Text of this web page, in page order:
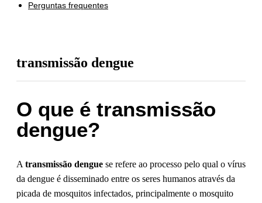
Perguntas frequentes
transmissão dengue
O que é transmissão
dengue?
A transmissão dengue se refere ao processo pelo qual o vírus
da dengue é disseminado entre os seres humanos através da
picada de mosquitos infectados, principalmente o mosquito